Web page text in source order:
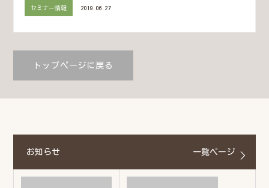
セミナー情報 2019.06.27
トップページに戻る
お知らせ 一覧ページ